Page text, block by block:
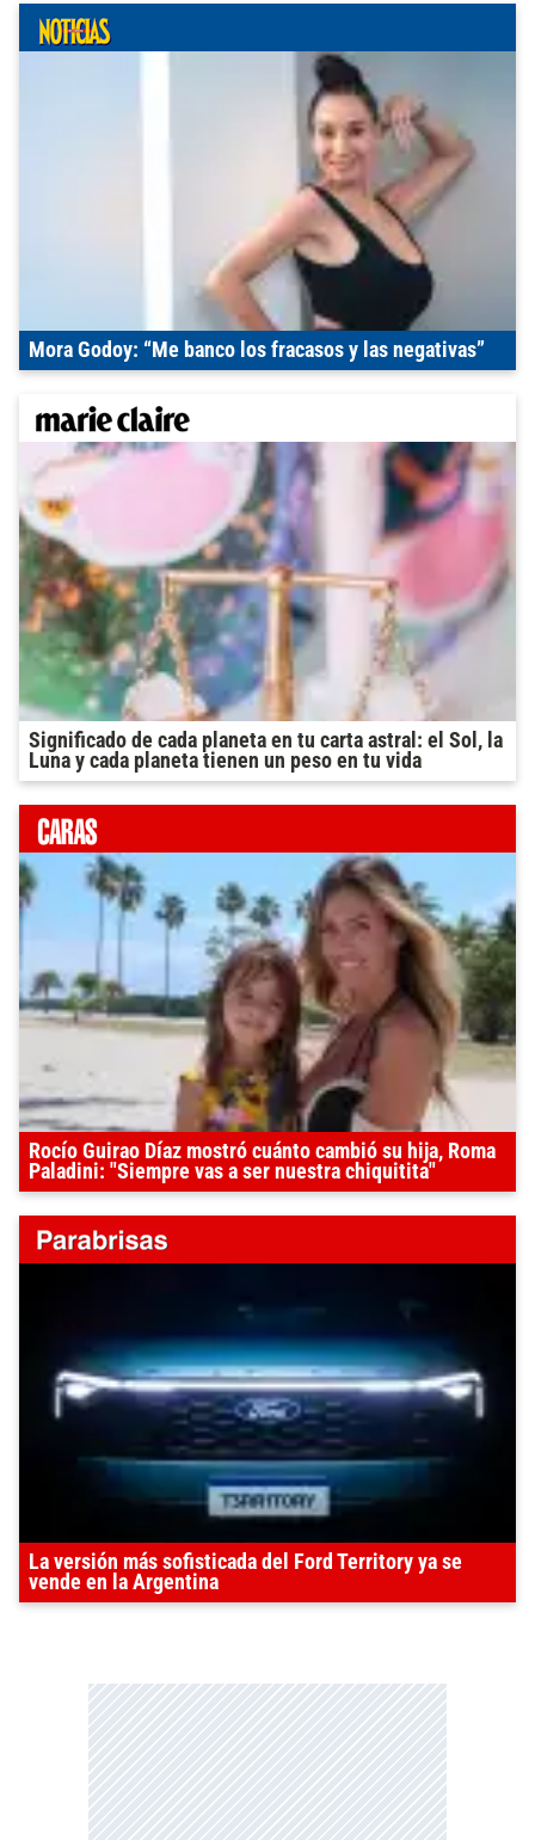
Mora Godoy: “Me banco los fracasos y las negativas”
Significado de cada planeta en tu carta astral: el Sol, la
Luna y cada planeta tienen un peso en tu vida
Rocío Guirao Díaz mostró cuánto cambió su hija, Roma
Paladini: "Siempre vas a ser nuestra chiquitita"
La versión más sofisticada del Ford Territory ya se
vende en la Argentina